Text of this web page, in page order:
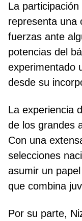
La participación
representa una
fuerzas ante
potencias del
experimentado
desde su
La experiencia
de los grandes
Con una
selecciones
asumir un
que combina
Por su parte,